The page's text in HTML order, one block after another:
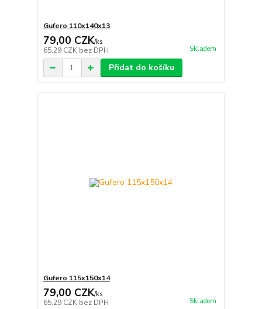
Gufero 110x140x13
79,00 CZK/ks
65,29 CZK bez DPH Skladem
Přidat do košíku
Gufero 115x150x14
79,00 CZK/ks
65,29 CZK bez DPH Skladem